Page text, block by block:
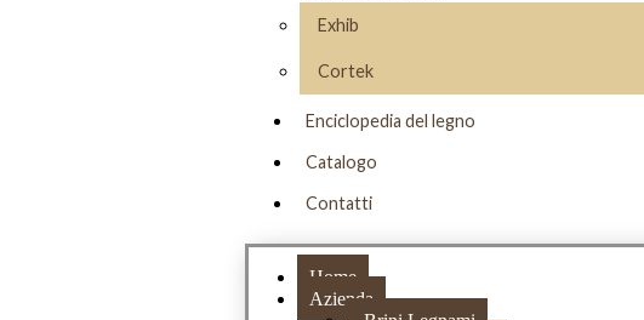
Exhib
Cortek
Enciclopedia del legno
Catalogo
Contatti
Home
Azienda